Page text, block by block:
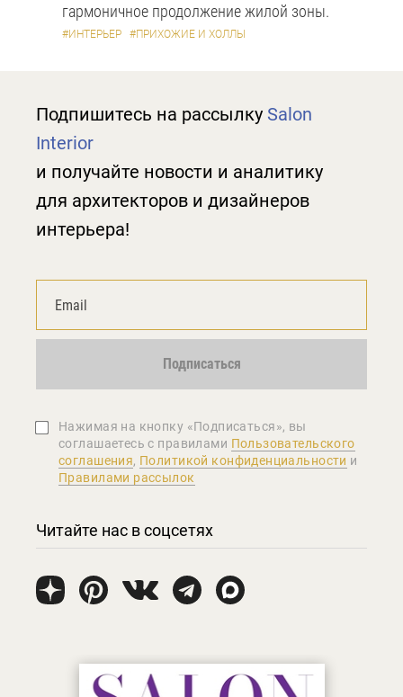
гармоничное продолжение жилой зоны.
#ИНТЕРЬЕР #ПРИХОЖИЕ И ХОЛЛЫ
Подпишитесь на рассылку Salon
Interior
и получайте новости и аналитику
для архитекторов и дизайнеров
интерьера!
Подписаться
Нажимая на кнопку «Подписаться», вы
соглашаетеcь с правилами Пользовательского
соглашения, Политикой конфиденциальности и
Правилами рассылок
Читайте нас в соцсетях